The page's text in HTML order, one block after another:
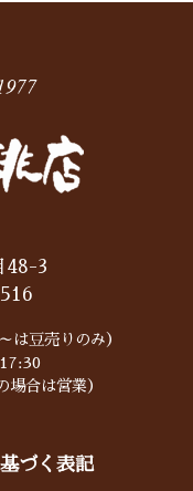
48-3
豆売りのみ）
場合は営業）
づく表記